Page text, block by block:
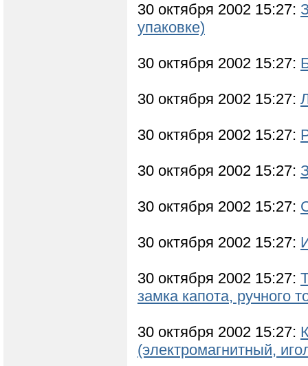
30 октября 2002 15:27:
упаковке)
30 октября 2002 15:27:
30 октября 2002 15:27:
30 октября 2002 15:27:
30 октября 2002 15:27:
30 октября 2002 15:27:
30 октября 2002 15:27:
30 октября 2002 15:27:
замка капота, ручного
30 октября 2002 15:27:
(электромагнитный,